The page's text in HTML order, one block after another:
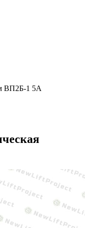
ВП2Б-1 5А